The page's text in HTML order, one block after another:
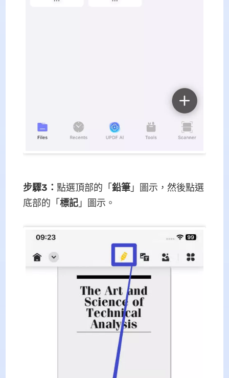
步驟3： 點選頂部的「 鉛筆」圖示，然後點選
底部的「 標記」圖示。